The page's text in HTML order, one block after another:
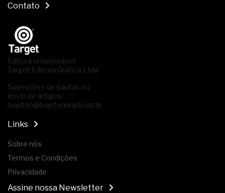
Contato
Editora responsável:
Target Editora Gráfica Ltda.
Sugestões de pautas ou
envio de artigos:
hayrton@hayrtonprado.jor.br
Links
Sobre nós
Termos e Condições
Privacidade
Assine nossa Newsletter